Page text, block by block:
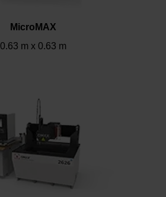
MicroMAX
0.63 m x 0.63 m